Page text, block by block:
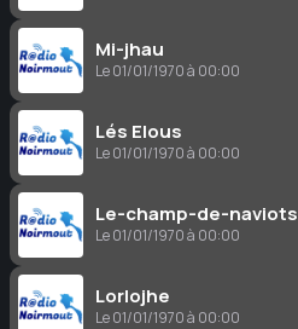
Mi-jhau
Le 01/01/1970 à 00:00
Lés Elous
Le 01/01/1970 à 00:00
Le-champ-de-naviots
Le 01/01/1970 à 00:00
Lorlojhe
Le 01/01/1970 à 00:00